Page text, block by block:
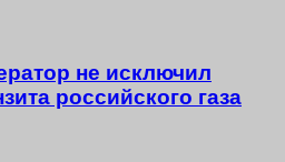
не исключил
российского газа